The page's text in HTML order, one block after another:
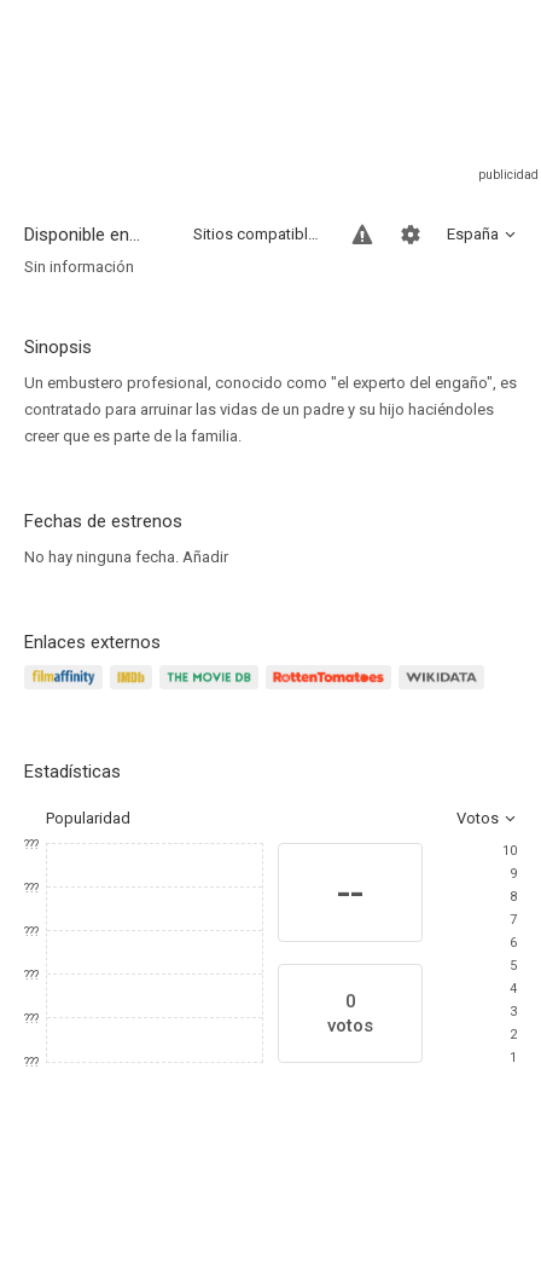
Disponible en... España
Sitios compatibles
Sin información
Sinopsis
Un embustero profesional, conocido como "el experto del engaño", es
contratado para arruinar las vidas de un padre y su hijo haciéndoles
creer que es parte de la familia.
Fechas de estrenos
No hay ninguna fecha. Añadir
Enlaces externos
Estadísticas
Popularidad Votos
???
???
???
???
???
???
--
0
votos
10
9
8
7
6
5
4
3
2
1